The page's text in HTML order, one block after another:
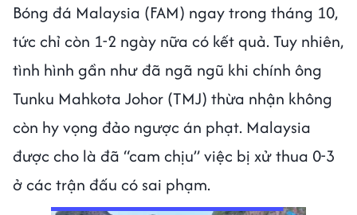
Bóng đá Malaysia (FAM) ngay trong tháng 10,
tức chỉ còn 1-2 ngày nữa có kết quả. Tuy nhiên,
tình hình gần như đã ngã ngũ khi chính ông
Tunku Mahkota Johor (TMJ) thừa nhận không
còn hy vọng đảo ngược án phạt. Malaysia
được cho là đã “cam chịu” việc bị xử thua 0-3
ở các trận đấu có sai phạm.